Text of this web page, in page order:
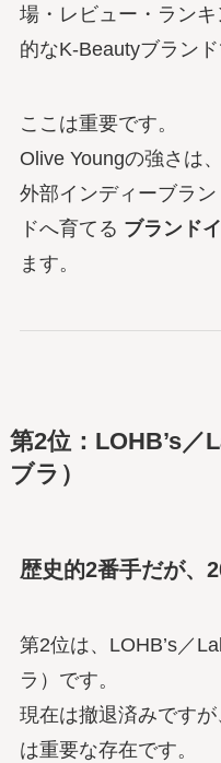
場・レビュー・ラン
的なK-Beautyブランド
ここは重要です。
Olive Youngの強さは
外部インディーブラ
ドへ育てる ブランド
ます。
第2位：LOHB’s／
ブラ）
歴史的2番手だが、
第2位は、LOHB’s／
ラ）です。
現在は撤退済みです
は重要な存在です。